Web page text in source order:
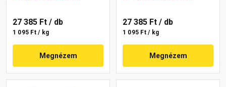
27 385 Ft / db
1 095 Ft / kg
Megnézem
27 385 Ft / db
1 095 Ft / kg
Megnézem